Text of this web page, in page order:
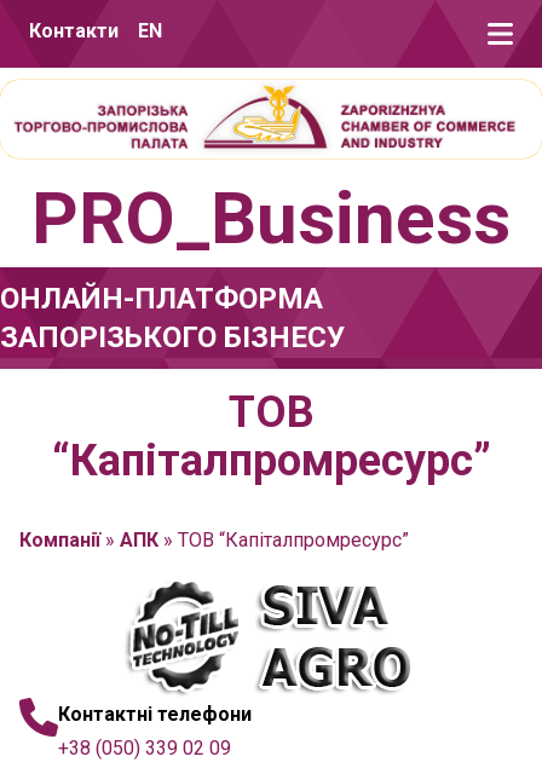
Контакти EN
PRO_Business
ОНЛАЙН-ПЛАТФОРМА
ЗАПОРІЗЬКОГО БІЗНЕСУ
ТОВ
“Капіталпромресурс”
Компанії» АПК » ТОВ “Капіталпромресурс”
Контактні телефони
+38 (050) 339 02 09